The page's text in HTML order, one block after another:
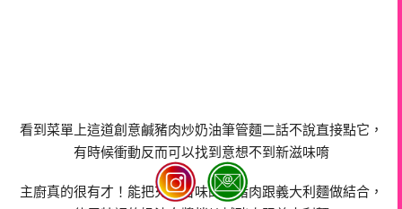
看到菜單上這道創意鹹豬肉炒奶油筆管麵二話不說直接點它，
有時候衝動反而可以找到意想不到新滋味唷
主廚真的很有才！能把充滿台味的鹹豬肉跟義大利麵做結合，